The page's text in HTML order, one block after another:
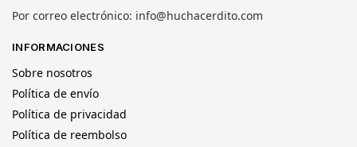
Por correo electrónico: info@huchacerdito.com
INFORMACIONES
Sobre nosotros
Política de envío
Política de privacidad
Política de reembolso